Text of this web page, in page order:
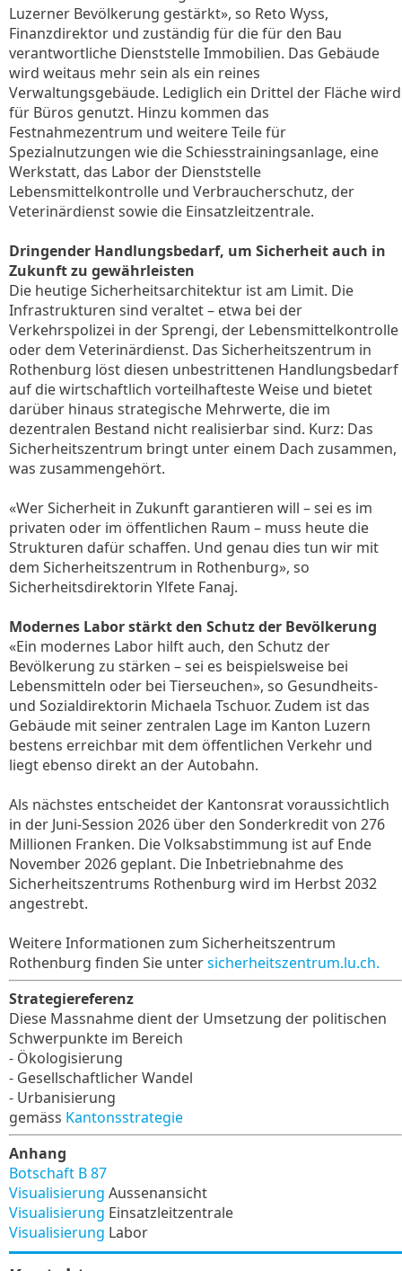
Luzerner Bevölkerung gestärkt», so Reto Wyss,
Finanzdirektor und zuständig für die für den Bau
verantwortliche Dienststelle Immobilien. Das Gebäude
wird weitaus mehr sein als ein reines
Verwaltungsgebäude. Lediglich ein Drittel der Fläche wird
für Büros genutzt. Hinzu kommen das
Festnahmezentrum und weitere Teile für
Spezialnutzungen wie die Schiesstrainingsanlage, eine
Werkstatt, das Labor der Dienststelle
Lebensmittelkontrolle und Verbraucherschutz, der
Veterinärdienst sowie die Einsatzleitzentrale.
Dringender Handlungsbedarf, um Sicherheit auch in
Zukunft zu gewährleisten
Die heutige Sicherheitsarchitektur ist am Limit. Die
Infrastrukturen sind veraltet – etwa bei der
Verkehrspolizei in der Sprengi, der Lebensmittelkontrolle
oder dem Veterinärdienst. Das Sicherheitszentrum in
Rothenburg löst diesen unbestrittenen Handlungsbedarf
auf die wirtschaftlich vorteilhafteste Weise und bietet
darüber hinaus strategische Mehrwerte, die im
dezentralen Bestand nicht realisierbar sind. Kurz: Das
Sicherheitszentrum bringt unter einem Dach zusammen,
was zusammengehört.
«Wer Sicherheit in Zukunft garantieren will – sei es im
privaten oder im öffentlichen Raum – muss heute die
Strukturen dafür schaffen. Und genau dies tun wir mit
dem Sicherheitszentrum in Rothenburg», so
Sicherheitsdirektorin Ylfete Fanaj.
Modernes Labor stärkt den Schutz der Bevölkerung
«Ein modernes Labor hilft auch, den Schutz der
Bevölkerung zu stärken – sei es beispielsweise bei
Lebensmitteln oder bei Tierseuchen», so Gesundheits-
und Sozialdirektorin Michaela Tschuor. Zudem ist das
Gebäude mit seiner zentralen Lage im Kanton Luzern
bestens erreichbar mit dem öffentlichen Verkehr und
liegt ebenso direkt an der Autobahn.
Als nächstes entscheidet der Kantonsrat voraussichtlich
in der Juni-Session 2026 über den Sonderkredit von 276
Millionen Franken. Die Volksabstimmung ist auf Ende
November 2026 geplant. Die Inbetriebnahme des
Sicherheitszentrums Rothenburg wird im Herbst 2032
angestrebt.
Weitere Informationen zum Sicherheitszentrum
Rothenburg finden Sie untersicherheitszentrum.lu.ch.
Strategiereferenz
Diese Massnahme dient der Umsetzung der politischen
Schwerpunkte im Bereich
- Ökologisierung
- Gesellschaftlicher Wandel
- Urbanisierung
gemäss Kantonsstrategie
Anhang
Botschaft B 87
Visualisierung Aussenansicht
Visualisierung Einsatzleitzentrale
Visualisierung Labor